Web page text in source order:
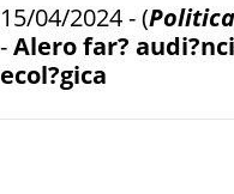
15/04/2024 - (Politica
-Alero far?
ecol?gica